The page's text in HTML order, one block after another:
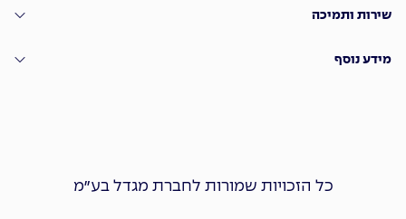
שירות ותמיכה
מידע נוסף
כל הזכויות שמורות לחברת מגדל בע״מ